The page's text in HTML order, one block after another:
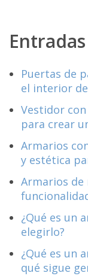
Puertas de
el interior
Vestidor
para crear
Armarios
y estética
Armarios de
¿Qué es un
elegirlo?
¿Qué es un
qué sigue